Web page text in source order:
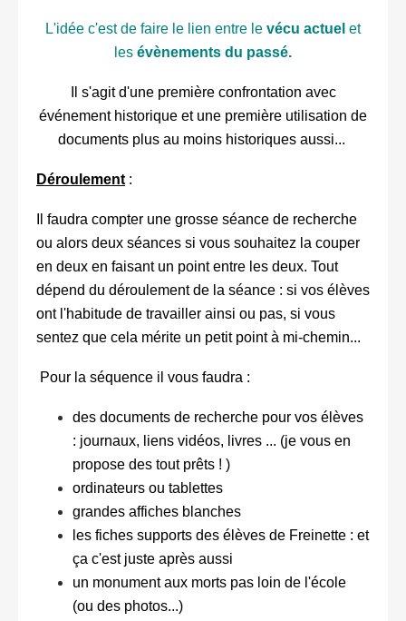
L'idée c'est de faire le lien entre le vécu actuel et
les évènements du passé.
Il s'agit d'une première confrontation avec
événement historique et une première utilisation de
documents plus au moins historiques aussi...
Déroulement :
Il faudra compter une grosse séance de recherche
ou alors deux séances si vous souhaitez la couper
en deux en faisant un point entre les deux. Tout
dépend du déroulement de la séance : si vos élèves
ont l'habitude de travailler ainsi ou pas, si vous
sentez que cela mérite un petit point à mi-chemin...
Pour la séquence il vous faudra :
des documents de recherche pour vos élèves
: journaux, liens vidéos, livres ... (je vous en
propose des tout prêts ! )
ordinateurs ou tablettes
grandes affiches blanches
les fiches supports des élèves de Freinette : et
ça c'est juste après aussi
un monument aux morts pas loin de l'école
(ou des photos...)